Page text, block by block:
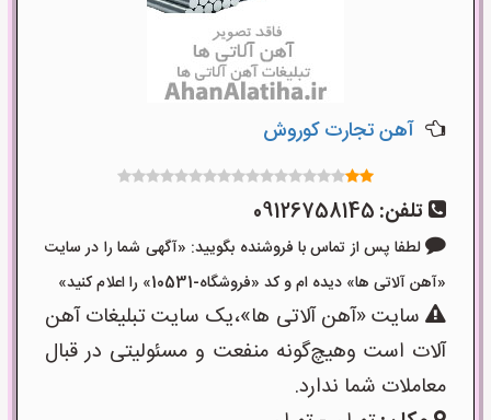
آهن تجارت کوروش
تلفن: 09126758145
لطفا پس از تماس با فروشنده بگویید: «آگهی شما را در سایت
«آهن آلاتی ها» دیده ام و کد «فروشگاه-10531» را اعلام کنید»
سایت «آهن آلاتی ها»،یک سایت تبلیغات آهن
آلات است وهیچ‌گونه منفعت و مسئولیتی در قبال
معاملات شما ندارد.